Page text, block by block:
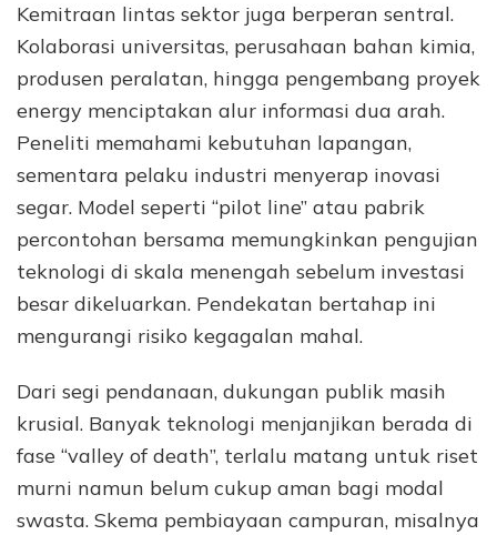
Kemitraan lintas sektor juga berperan sentral.
Kolaborasi universitas, perusahaan bahan kimia,
produsen peralatan, hingga pengembang proyek
energy menciptakan alur informasi dua arah.
Peneliti memahami kebutuhan lapangan,
sementara pelaku industri menyerap inovasi
segar. Model seperti “pilot line” atau pabrik
percontohan bersama memungkinkan pengujian
teknologi di skala menengah sebelum investasi
besar dikeluarkan. Pendekatan bertahap ini
mengurangi risiko kegagalan mahal.
Dari segi pendanaan, dukungan publik masih
krusial. Banyak teknologi menjanjikan berada di
fase “valley of death”, terlalu matang untuk riset
murni namun belum cukup aman bagi modal
swasta. Skema pembiayaan campuran, misalnya